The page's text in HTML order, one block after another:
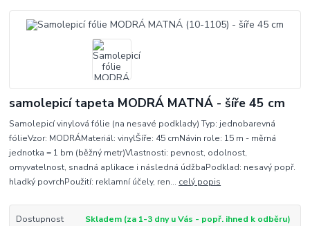
samolepicí tapeta MODRÁ MATNÁ - šíře 45 cm
Samolepicí vinylová fólie (na nesavé podklady) Typ: jednobarevná
fólieVzor: MODRÁMateriál: vinylŠíře: 45 cmNávin role: 15 m - měrná
jednotka = 1 bm (běžný metr)Vlastnosti: pevnost, odolnost,
omyvatelnost, snadná aplikace i následná údžbaPodklad: nesavý popř.
hladký povrchPoužití: reklamní účely, ren... celý popis
Dostupnost
Skladem (za 1-3 dny u Vás - popř. ihned k odběru)